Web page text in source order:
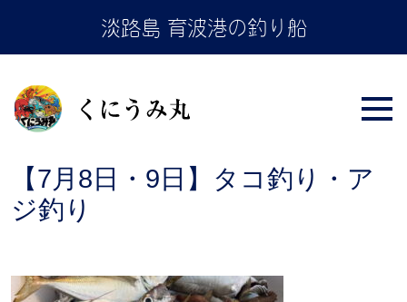
the
淡路島 育波港の釣り船
【7月8日・9日】タコ釣り・ア
ジ釣り